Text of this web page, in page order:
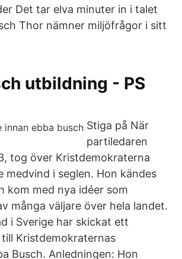
Det tar elva minuter in i talet
Thor nämner miljöfrågor i sitt
utbildning - PS
Stiga på När
partiledaren
tog över Kristdemokraterna
medvind i seglen. Hon kändes
kom med nya idéer som
många väljare över hela landet.
i Sverige har skickat ett
Kristdemokraternas
Busch. Anledningen: Hon